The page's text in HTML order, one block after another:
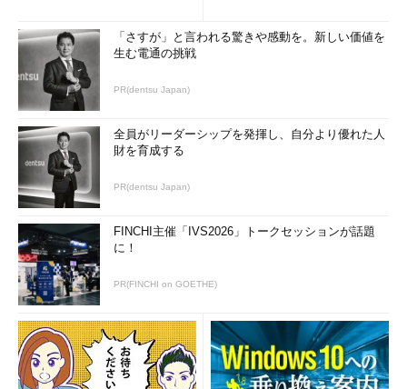
「さすが」と言われる驚きや感動を。新しい価値を
生む電通の挑戦
PR(dentsu Japan)
全員がリーダーシップを発揮し、自分より優れた人
財を育成する
PR(dentsu Japan)
FINCHI主催「IVS2026」トークセッションが話題
に！
PR(FINCHI on GOETHE)